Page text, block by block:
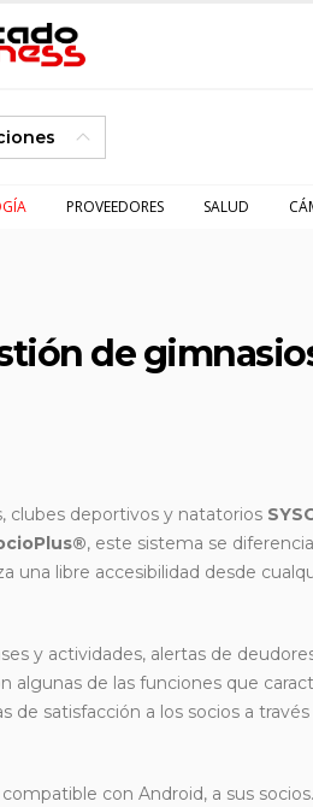
PROVEEDORES SALUD
de
clubes deportivos y natatorios
, este sistema se
una libre accesibilidad desde
y actividades, alertas de
algunas de las funciones que
satisfacción a los socios a través
con Android, a sus